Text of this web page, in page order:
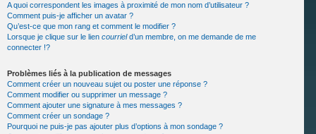
A quoi correspondent les images à proximité de mon nom d’utilisateur ?
Comment puis-je afficher un avatar ?
Qu’est-ce que mon rang et comment le modifier ?
Lorsque je clique sur le lien courrield’un membre, on me demande de me
connecter !?
Problèmes liés à la publication de messages
Comment créer un nouveau sujet ou poster une réponse ?
Comment modifier ou supprimer un message ?
Comment ajouter une signature à mes messages ?
Comment créer un sondage ?
Pourquoi ne puis-je pas ajouter plus d’options à mon sondage ?